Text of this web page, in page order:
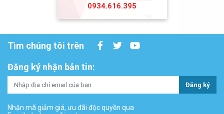
0934.616.395
Tìm chúng tôi trên
Đăng ký nhận bản tin:
Đăng ký
Nhận mã giảm giá, ưu đãi độc quyền qua